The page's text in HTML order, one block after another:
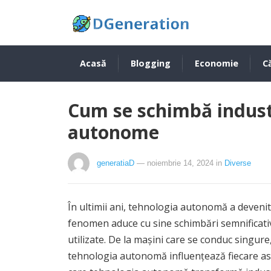
Acasă Blogging Economie
Cum se schimbă
autonome
generatiaD — noiembrie 14, 2024 in Diverse
În ultimii ani, tehnologia autonomă a
fenomen aduce cu sine schimbări
utilizate. De la mașini care se conduc
tehnologia autonomă influențează fiecare